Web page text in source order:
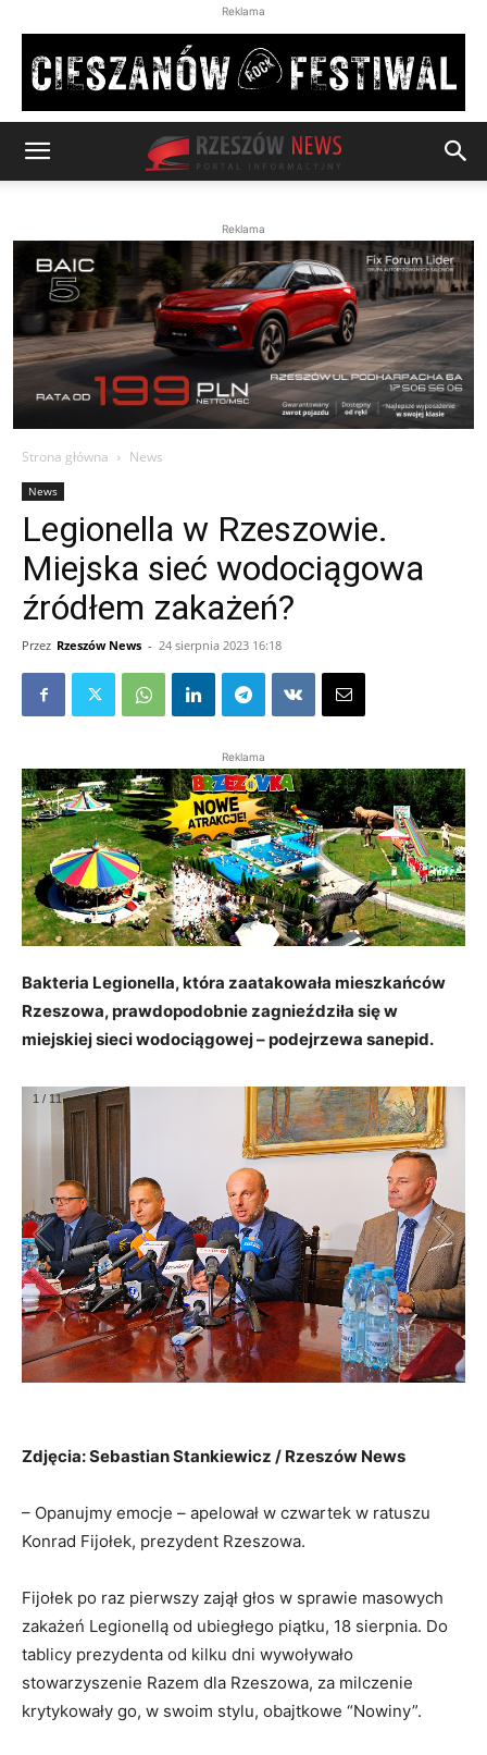
Reklama
Reklama
Strona główna News
News
Legionella w Rzeszowie.
Miejska sieć wodociągowa
źródłem zakażeń?
Przez Rzeszów News - 24 sierpnia 2023 16:18
Reklama
Bakteria Legionella, która zaatakowała mieszkańców
Rzeszowa, prawdopodobnie zagnieździła się w
miejskiej sieci wodociągowej – podejrzewa sanepid.
1 / 11
Zdjęcia: Sebastian Stankiewicz / Rzeszów News
– Opanujmy emocje – apelował w czwartek w ratuszu
Konrad Fijołek, prezydent Rzeszowa.
Fijołek po raz pierwszy zajął głos w sprawie masowych
zakażeń Legionellą od ubiegłego piątku, 18 sierpnia. Do
tablicy prezydenta od kilku dni wywoływało
stowarzyszenie Razem dla Rzeszowa, za milczenie
krytykowały go, w swoim stylu, obajtkowe “Nowiny”.